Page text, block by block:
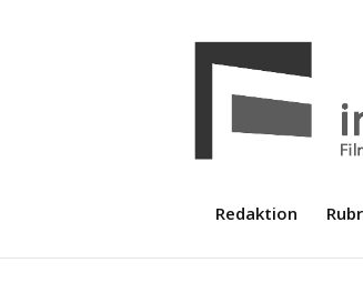
Redaktion